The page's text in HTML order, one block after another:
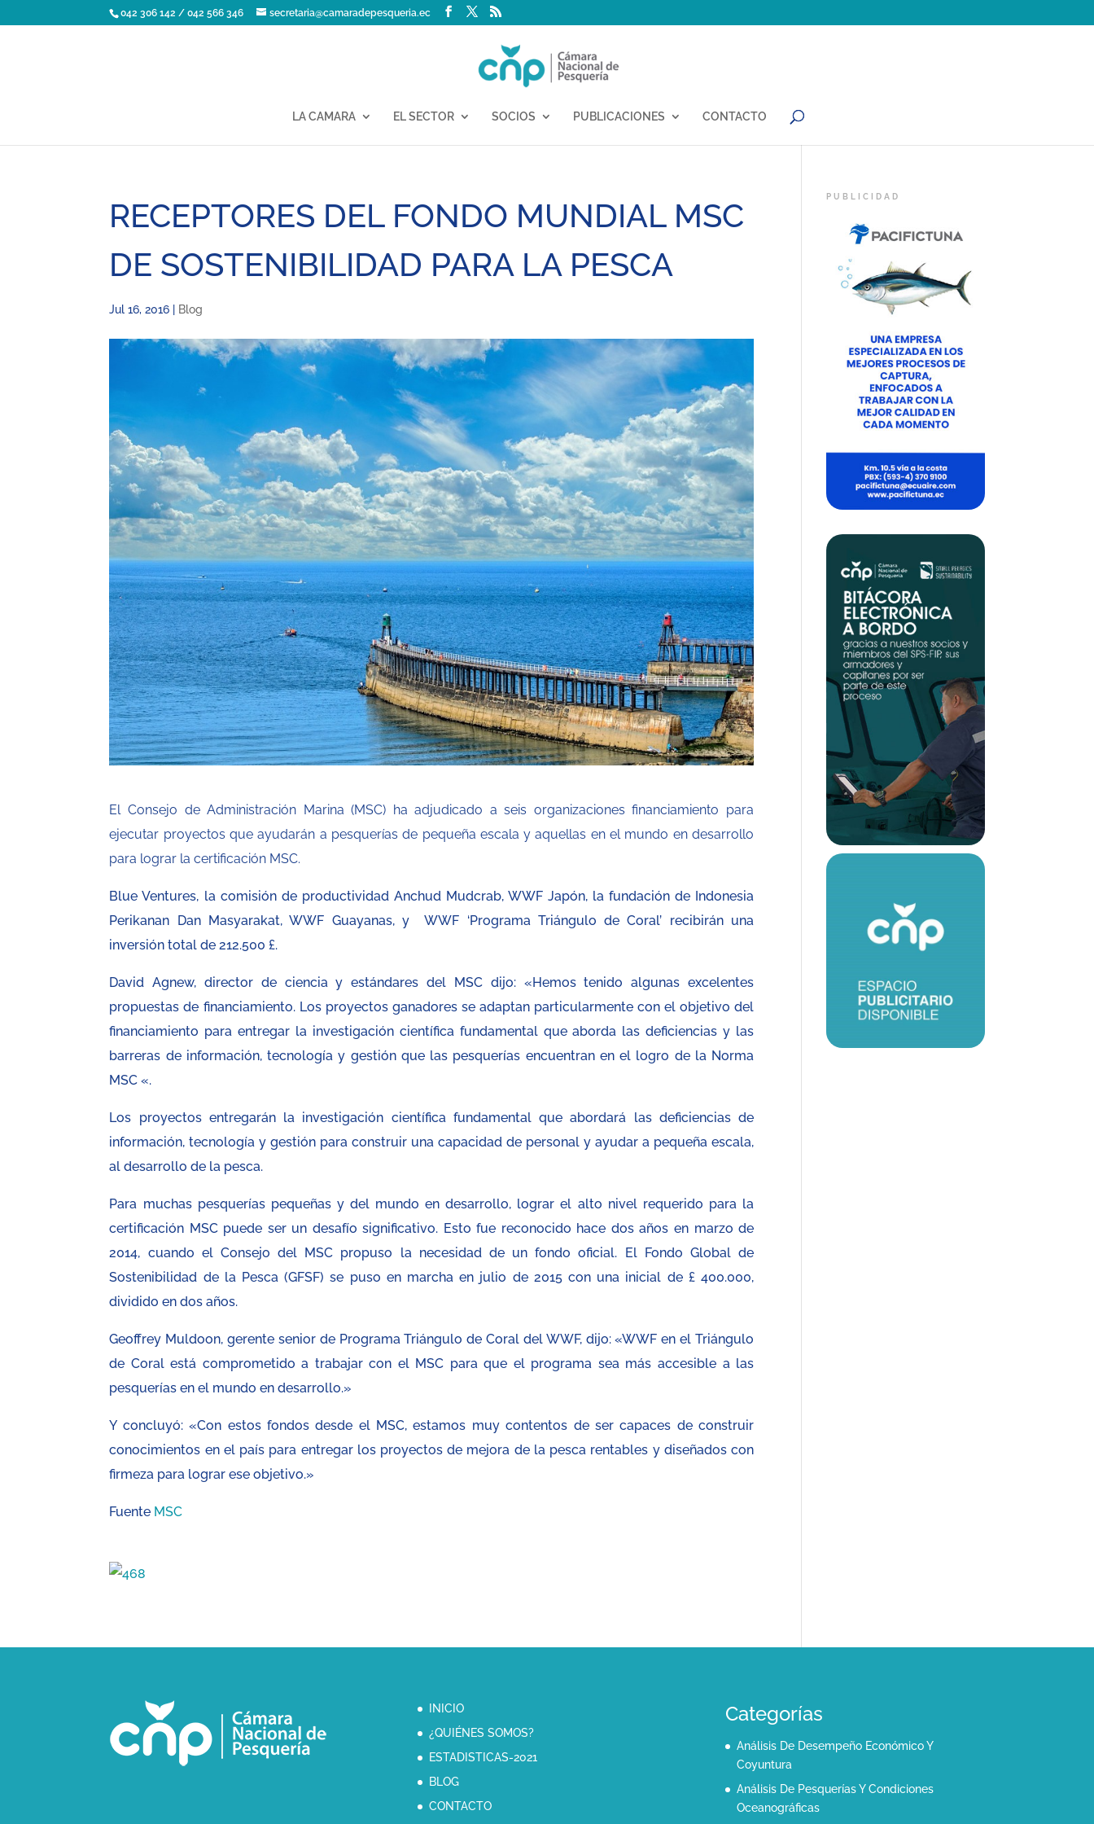
042 306 142 / 042 566 346 secretaria@camaradepesqueria.ec
LA CAMARA EL SECTOR SOCIOS PUBLICACIONES CONTACTO
RECEPTORES DEL FONDO MUNDIAL MSC
DE SOSTENIBILIDAD PARA LA PESCA
Jul 16, 2016 Blog
El Consejo de Administración Marina (MSC) ha adjudicado a seis organizaciones financiamiento para
ejecutar proyectos que ayudarán a pesquerías de pequeña escala y aquellas en el mundo en desarrollo
para lograr la certificación MSC.
Blue Ventures, la comisión de productividad Anchud Mudcrab, WWF Japón, la fundación de Indonesia
Perikanan Dan Masyarakat, WWF Guayanas, y WWF ‘Programa Triángulo de Coral’ recibirán una
inversión total de 212.500 £.
David Agnew, director de ciencia y estándares del MSC dijo: «Hemos tenido algunas excelentes
propuestas de financiamiento. Los proyectos ganadores se adaptan particularmente con el objetivo del
financiamiento para entregar la investigación científica fundamental que aborda las deficiencias y las
barreras de información, tecnología y gestión que las pesquerías encuentran en el logro de la Norma
MSC «.
Los proyectos entregarán la investigación científica fundamental que abordará las deficiencias de
información, tecnología y gestión para construir una capacidad de personal y ayudar a pequeña escala,
al desarrollo de la pesca.
Para muchas pesquerías pequeñas y del mundo en desarrollo, lograr el alto nivel requerido para la
certificación MSC puede ser un desafío significativo. Esto fue reconocido hace dos años en marzo de
2014, cuando el Consejo del MSC propuso la necesidad de un fondo oficial. El Fondo Global de
Sostenibilidad de la Pesca (GFSF) se puso en marcha en julio de 2015 con una inicial de £ 400.000,
dividido en dos años.
Geoffrey Muldoon, gerente senior de Programa Triángulo de Coral del WWF, dijo: «WWF en el Triángulo
de Coral está comprometido a trabajar con el MSC para que el programa sea más accesible a las
pesquerías en el mundo en desarrollo.»
Y concluyó: «Con estos fondos desde el MSC, estamos muy contentos de ser capaces de construir
conocimientos en el país para entregar los proyectos de mejora de la pesca rentables y diseñados con
firmeza para lograr ese objetivo.»
Fuente MSC
INICIO
¿QUIÉNES SOMOS?
ESTADISTICAS-2021
BLOG
CONTACTO
Categorías
Análisis De Desempeño Económico Y
Coyuntura
Análisis De Pesquerías Y Condiciones
Oceanográficas